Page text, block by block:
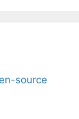
source